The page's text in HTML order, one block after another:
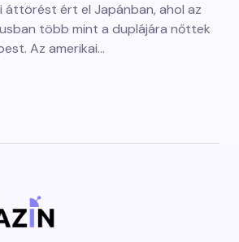
áttörést ért el Japánban, ahol az
több mint a duplájára nőttek
Az amerikai…